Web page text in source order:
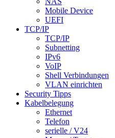
Mobile Device
UEFI
TCP/IP
TCP/IP
Subnetting
IPv6
VoIP
Shell Verbindungen
VLAN einrichten
Security Tipps
Kabelbelegung
Ethernet
Telefon
serielle / V24